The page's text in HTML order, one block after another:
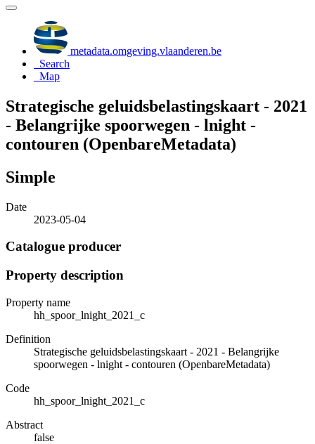
metadata.omgeving.vlaanderen.be
Search
Map
Strategische geluidsbelastingskaart - 2021
- Belangrijke spoorwegen - lnight -
contouren (OpenbareMetadata)
Simple
Date
2023-05-04
Catalogue producer
Property description
Property name
hh_spoor_lnight_2021_c
Definition
Strategische geluidsbelastingskaart - 2021 - Belangrijke
spoorwegen - lnight - contouren (OpenbareMetadata)
Code
hh_spoor_lnight_2021_c
Abstract
false